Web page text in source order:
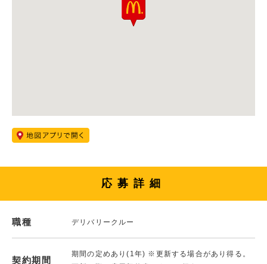
応募詳細
職種 デリバリークルー
契約期間
期間の定めあり(1年) ※更新する場合があり得る。